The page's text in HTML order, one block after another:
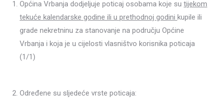
Općina Vrbanja dodjeljuje poticaj osobama koje su tijekom
tekuće kalendarske godine ili u prethodnoj godini kupile ili
grade nekretninu za stanovanje na području Općine
Vrbanja i koja je u cijelosti vlasništvo korisnika poticaja
(1/1)
Određene su sljedeće vrste poticaja: